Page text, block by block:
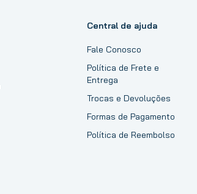
Central de ajuda
Fale Conosco
Política de Frete e
Entrega
Trocas e Devoluções
Formas de Pagamento
Política de Reembolso